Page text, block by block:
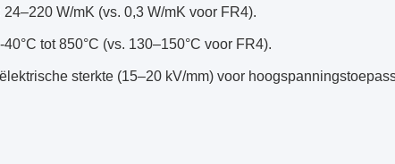
W/mK (vs. 0,3 W/mK voor FR4).
tot 850°C (vs. 130–150°C voor FR4).
sterkte (15–20 kV/mm) voor